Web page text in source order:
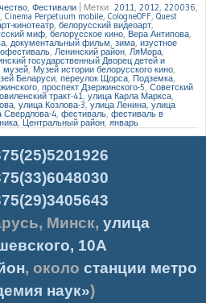
Фестивали Метки: 2011 2012 220036
Cinema Perpetuum mobile CologneOFF Quest
кинотеатр белорусский видеоарт,
миф ,белорусское кино,Вера Антипова
документальный фильм зима ,изустное
Ленинский район ЛяМора
государственный Дворец детей и
музей Музей истории белорусского кино
Беларуси переулок Щорса Подземка,
,проспект Дзержинского-5 ,Советский
тракт-41 ,улица Карла Маркса
улица Козлова-3 ,улица Ленина улица
Свердлова-4 фестиваль ,фестиваль в
,Центральный район, январь
, Минск, улица
10А
, около станции метро
наук»)